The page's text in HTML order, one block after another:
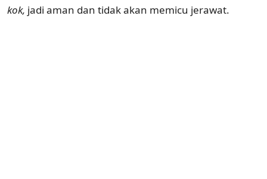
kok, jadi aman dan tidak akan memicu jerawat.